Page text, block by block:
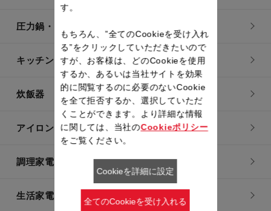
圧力鍋・電気圧力鍋
キッチン用品
炊飯器
アイロン・衣類スチーマー
調理家電
生活家電
す。
もちろん、”全てのCookieを受け入れ
る”をクリックしていただきたいので
すが、お客様は、どのCookieを使用
するか、あるいは当社サイトを効果
的に閲覧するのに必要のないCookie
を全て拒否するか、選択していただ
くことができます。より詳細な情報
に関しては、当社のCookieポリシー
をご覧ください。
Cookieを詳細に設定
全てのCookieを受け入れる